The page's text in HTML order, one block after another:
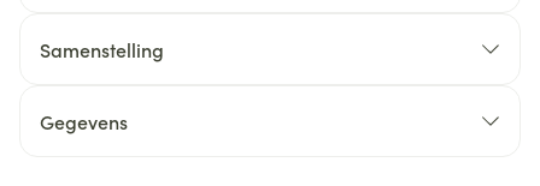
Samenstelling
Gegevens